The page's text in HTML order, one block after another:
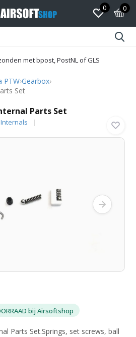
0 0
met bpost, PostNL of GLS
PTW›Gearbox›
Set
Parts Set
bij Airsoftshop
Parts Set.Springs, set screws, ball